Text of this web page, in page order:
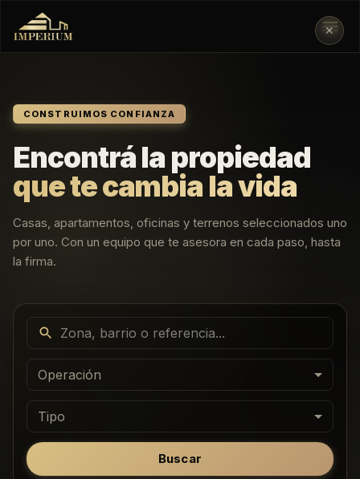
CONSTRUIMOS CONFIANZA
Encontrá la propiedad
que te cambia la vida
Casas, apartamentos, oficinas y terrenos seleccionados uno
por uno. Con un equipo que te asesora en cada paso, hasta
la firma.
Operación
Tipo
Buscar
✕